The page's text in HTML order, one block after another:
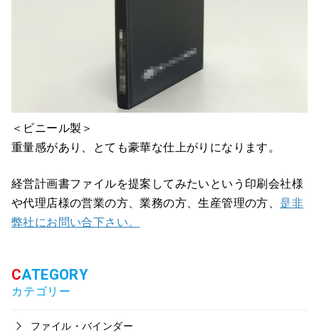
＜ビニール製＞
重量感があり、とても豪華な仕上がりになります。
経営計画書ファイルを提案してみたいという印刷会社様
や代理店様の営業の方、業務の方、生産管理の方、 是非
弊社にお問い合下さい。
カテゴリー
ファイル・バインダー